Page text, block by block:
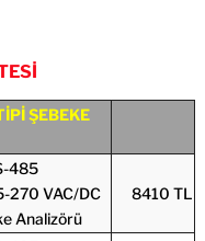
ŞEBEKE
485
270 VAC/DC
Analizörü
8410 TL